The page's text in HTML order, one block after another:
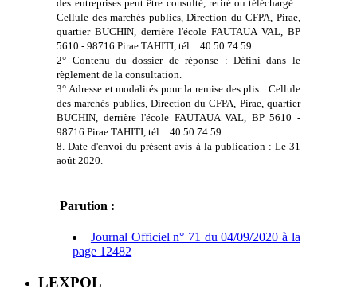
des entreprises peut être consulté, retiré ou téléchargé :
Cellule des marchés publics, Direction du CFPA, Pirae,
quartier BUCHIN, derrière l'école FAUTAUA VAL, BP
5610 - 98716 Pirae TAHITI, tél. : 40 50 74 59.
2° Contenu du dossier de réponse : Défini dans le
règlement de la consultation.
3° Adresse et modalités pour la remise des plis : Cellule
des marchés publics, Direction du CFPA, Pirae, quartier
BUCHIN, derrière l'école FAUTAUA VAL, BP 5610 -
98716 Pirae TAHITI, tél. : 40 50 74 59.
8. Date d'envoi du présent avis à la publication : Le 31
août 2020.
Parution :
Journal Officiel n° 71 du 04/09/2020 à la
page 12482
LEXPOL